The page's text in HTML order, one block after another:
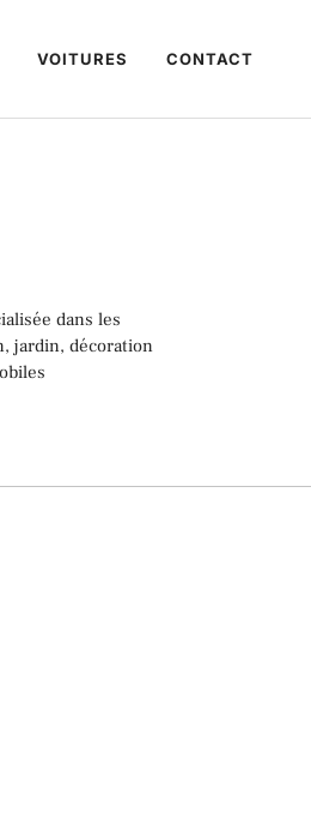
VOITURES CONTACT
dans les
jardin, décoration